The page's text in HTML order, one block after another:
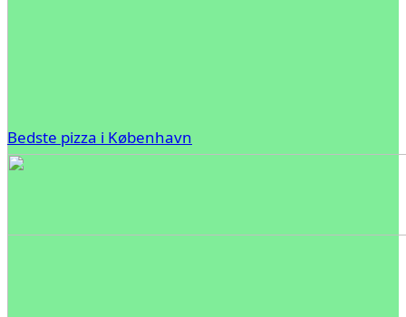
Bedste pizza i København